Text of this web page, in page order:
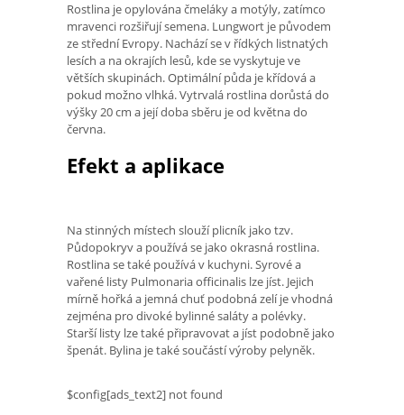
Rostlina je opylována čmeláky a motýly, zatímco
mravenci rozšiřují semena. Lungwort je původem
ze střední Evropy. Nachází se v řídkých listnatých
lesích a na okrajích lesů, kde se vyskytuje ve
větších skupinách. Optimální půda je křídová a
pokud možno vlhká. Vytrvalá rostlina dorůstá do
výšky 20 cm a její doba sběru je od května do
června.
Efekt a aplikace
Na stinných místech slouží plicník jako tzv.
Půdopokryv a používá se jako okrasná rostlina.
Rostlina se také používá v kuchyni. Syrové a
vařené listy Pulmonaria officinalis lze jíst. Jejich
mírně hořká a jemná chuť podobná zelí je vhodná
zejména pro divoké bylinné saláty a polévky.
Starší listy lze také připravovat a jíst podobně jako
špenát. Bylina je také součástí výroby pelyněk.
$config[ads_text2] not found